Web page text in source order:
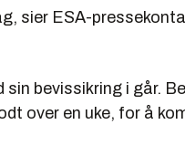
sier ESA-
sin bevissikring i går.
over en uke, for å